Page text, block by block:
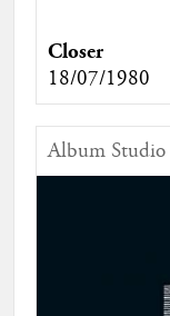
Closer
18/07/1980
Album Studio